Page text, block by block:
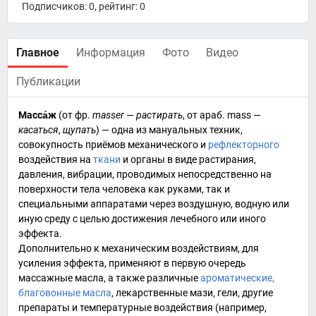
Подписчиков: 0, рейтинг: 0
Главное Информация Фото Видео
Публикации
Масса́ж (отфр. masser —растирать, отараб. mass —
касаться, щупать) — одна из мануальных техник,
совокупность приёмов механического и рефлекторного
воздействия на ткани и органы в виде растирания,
давления, вибрации, проводимых непосредственно на
поверхности тела человека как руками, так и
специальными аппаратами через воздушную, водную или
иную среду с целью достижения лечебного или иного
эффекта.
Дополнительно к механическим воздействиям, для
усиления эффекта, применяют в первую очередь
массажные масла, а также различныеароматические,
благовонные масла, лекарственные мази, гели, другие
препараты и температурные воздействия (например,